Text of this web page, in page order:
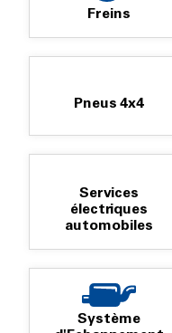
Freins
Pneus 4x4
Services
électriques
automobiles
Système